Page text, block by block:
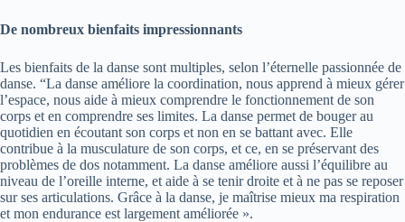
De nombreux bienfaits impressionnants
Les bienfaits de la danse sont multiples, selon l’éternelle passionnée de
danse. “La danse améliore la coordination, nous apprend à mieux gérer
l’espace, nous aide à mieux comprendre le fonctionnement de son
corps et en comprendre ses limites. La danse permet de bouger au
quotidien en écoutant son corps et non en se battant avec. Elle
contribue à la musculature de son corps, et ce, en se préservant des
problèmes de dos notamment. La danse améliore aussi l’équilibre au
niveau de l’oreille interne, et aide à se tenir droite et à ne pas se reposer
sur ses articulations. Grâce à la danse, je maîtrise mieux ma respiration
et mon endurance est largement améliorée ».